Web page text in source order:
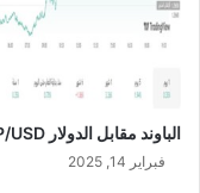
0
الباوند مقابل الدولار GBP/USD
فبراير 14, 2025